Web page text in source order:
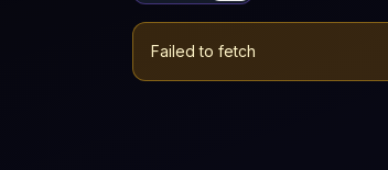
Failed to fetch